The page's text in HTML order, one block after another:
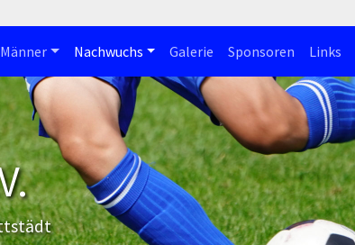
Männer Nachwuchs Galerie Sponsoren Links